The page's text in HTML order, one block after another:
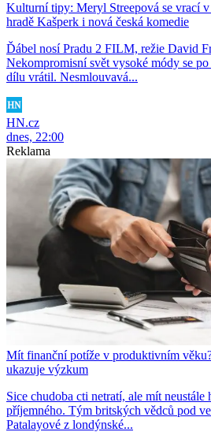
Kulturní tipy: Meryl Streepová se vrací
hradě Kašperk i nová česká komedie
Ďábel nosí Pradu 2 FILM, režie David
Nekompromisní svět vysoké módy se
dílu vrátil. Nesmlouvavá...
HN.cz
dnes, 22:00
Reklama
Mít finanční potíže v produktivním
ukazuje výzkum
Sice chudoba cti netratí, ale mít
příjemného. Tým britských vědců pod
Patalayové z londýnské...